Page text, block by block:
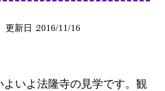
更新日 2016/11/16
いよ法隆寺の見学です。観